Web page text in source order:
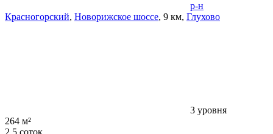
р-н
Красногорский, Новорижское шоссе, 9 км, Глухово
3 уровня
264 м²
2.5 соток